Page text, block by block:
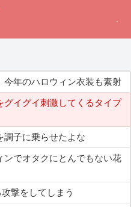
今年のハロウィン衣装も素射
グイグイ刺激してくるタイプ
調子に乗らせたよな
ンでオタクにとんでもない花
撃をしてしまう